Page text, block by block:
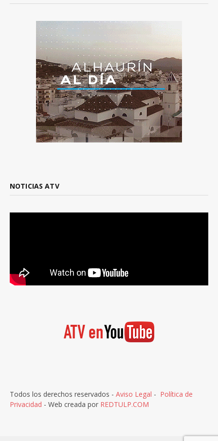
NOTICIAS ATV
Todos los derechos reservados - Aviso Legal - Política de
Privacidad - Web creada por REDTULP.COM